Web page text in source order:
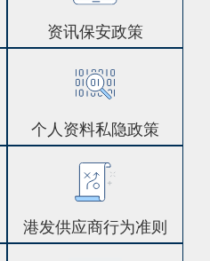
资讯保安政策
个人资料私隐政策
港发供应商行为准则